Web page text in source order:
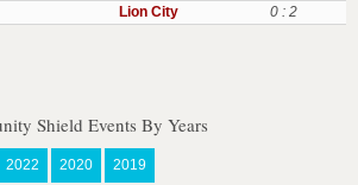
Lion City 0 : 2
Shield Events By Years
2022 2020 2019